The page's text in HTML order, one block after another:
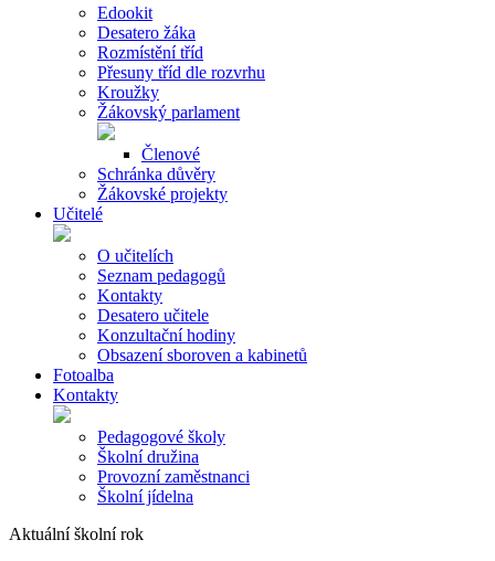
Edookit
Desatero žáka
Rozmístění tříd
Přesuny tříd dle rozvrhu
Kroužky
Žákovský parlament
Členové
Schránka důvěry
Žákovské projekty
Učitelé
O učitelích
Seznam pedagogů
Kontakty
Desatero učitele
Konzultační hodiny
Obsazení sboroven a kabinetů
Fotoalba
Kontakty
Pedagogové školy
Školní družina
Provozní zaměstnanci
Školní jídelna
Aktuální školní rok